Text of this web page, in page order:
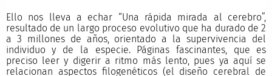
Ello nos lleva a echar “Una rápida mirada al cerebro”,
resultado de un largo proceso evolutivo que ha durado de 2
a 3 millones de años, orientado a la supervivencia del
individuo y de la especie. Páginas fascinantes, que es
preciso leer y digerir a ritmo más lento, pues ya aquí se
relacionan aspectos filogenéticos (el diseño cerebral de